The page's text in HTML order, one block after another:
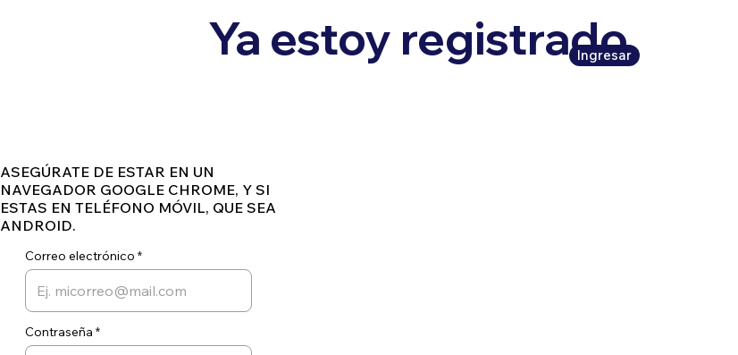
Ya estoy registrado,
Ingresar
Contraseña
Correo electrónico
ASEGÚRATE DE ESTAR EN UN
NAVEGADOR GOOGLE CHROME, Y SI
ESTAS EN TELÉFONO MÓVIL, QUE SEA
ANDROID.